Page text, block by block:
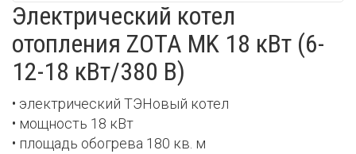
Электрический котел
отопления ZOTA MK 18 кВт (6-
12-18 кВт/380 В)
• электрический ТЭНовый котел
• мощность 18 кВт
• площадь обогрева 180 кв. м